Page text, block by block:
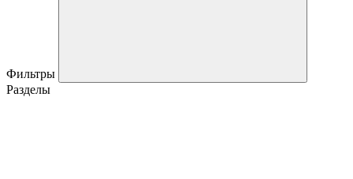
Фильтры
Разделы